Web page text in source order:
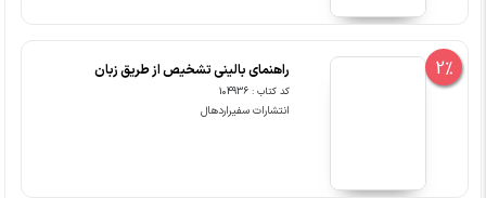
2% راهنمای بالینی تشخیص از طریق زبان
کد کتاب : 104936
انتشارات سفیراردهال